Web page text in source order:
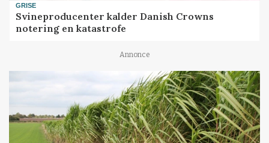
GRISE
Svineproducenter kalder Danish Crowns
notering en katastrofe
Annonce